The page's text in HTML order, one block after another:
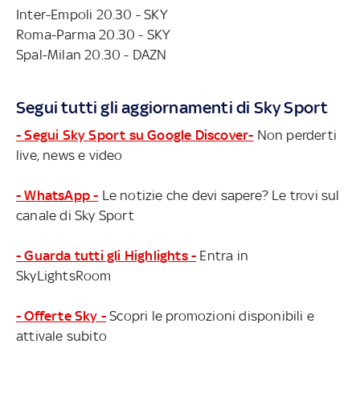
Inter-Empoli 20.30 - SKY
Roma-Parma 20.30 - SKY
Spal-Milan 20.30 - DAZN
Segui tutti gli aggiornamenti di Sky Sport
- Segui Sky Sport su Google Discover- Non perderti
live, news e video
- WhatsApp - Le notizie che devi sapere? Le trovi sul
canale di Sky Sport
- Guarda tutti gli Highlights - Entra in
SkyLightsRoom
- Offerte Sky - Scopri le promozioni disponibili e
attivale subito